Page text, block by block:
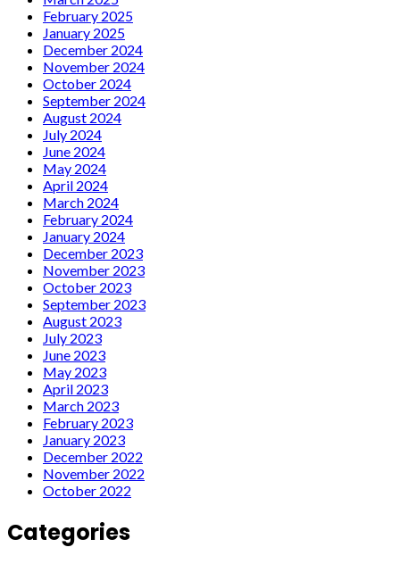
February 2025
January 2025
December 2024
November 2024
October 2024
September 2024
August 2024
July 2024
June 2024
May 2024
April 2024
March 2024
February 2024
January 2024
December 2023
November 2023
October 2023
September 2023
August 2023
July 2023
June 2023
May 2023
April 2023
March 2023
February 2023
January 2023
December 2022
November 2022
October 2022
Categories